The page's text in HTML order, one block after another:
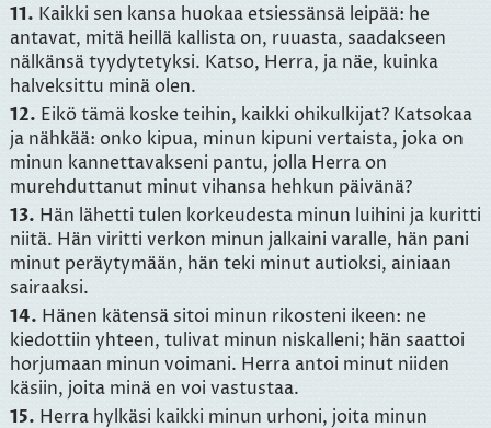
11. Kaikki sen kansa huokaa etsiessänsä leipää: he
antavat, mitä heillä kallista on, ruuasta, saadakseen
nälkänsä tyydytetyksi. Katso, Herra, ja näe, kuinka
halveksittu minä olen.
12. Eikö tämä koske teihin, kaikki ohikulkijat? Katsokaa
ja nähkää: onko kipua, minun kipuni vertaista, joka on
minun kannettavakseni pantu, jolla Herra on
murehduttanut minut vihansa hehkun päivänä?
13. Hän lähetti tulen korkeudesta minun luihini ja kuritti
niitä. Hän viritti verkon minun jalkaini varalle, hän pani
minut peräytymään, hän teki minut autioksi, ainiaan
sairaaksi.
14. Hänen kätensä sitoi minun rikosteni ikeen: ne
kiedottiin yhteen, tulivat minun niskalleni; hän saattoi
horjumaan minun voimani. Herra antoi minut niiden
käsiin, joita minä en voi vastustaa.
15. Herra hylkäsi kaikki minun urhoni, joita minun